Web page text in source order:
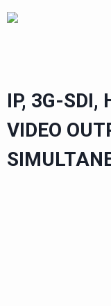
IP, 3G-SDI,
VIDEO